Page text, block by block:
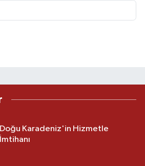
Doğu Karadeniz'in Hizmetle
İmtihanı